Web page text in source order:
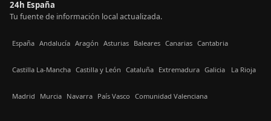
24h España
Tu fuente de información local actualizada.
España Andalucía Aragón Asturias Baleares Canarias Cantabria
Castilla La-Mancha Castilla y León Cataluña Extremadura Galicia La Rioja
Madrid Murcia Navarra País Vasco Comunidad Valenciana